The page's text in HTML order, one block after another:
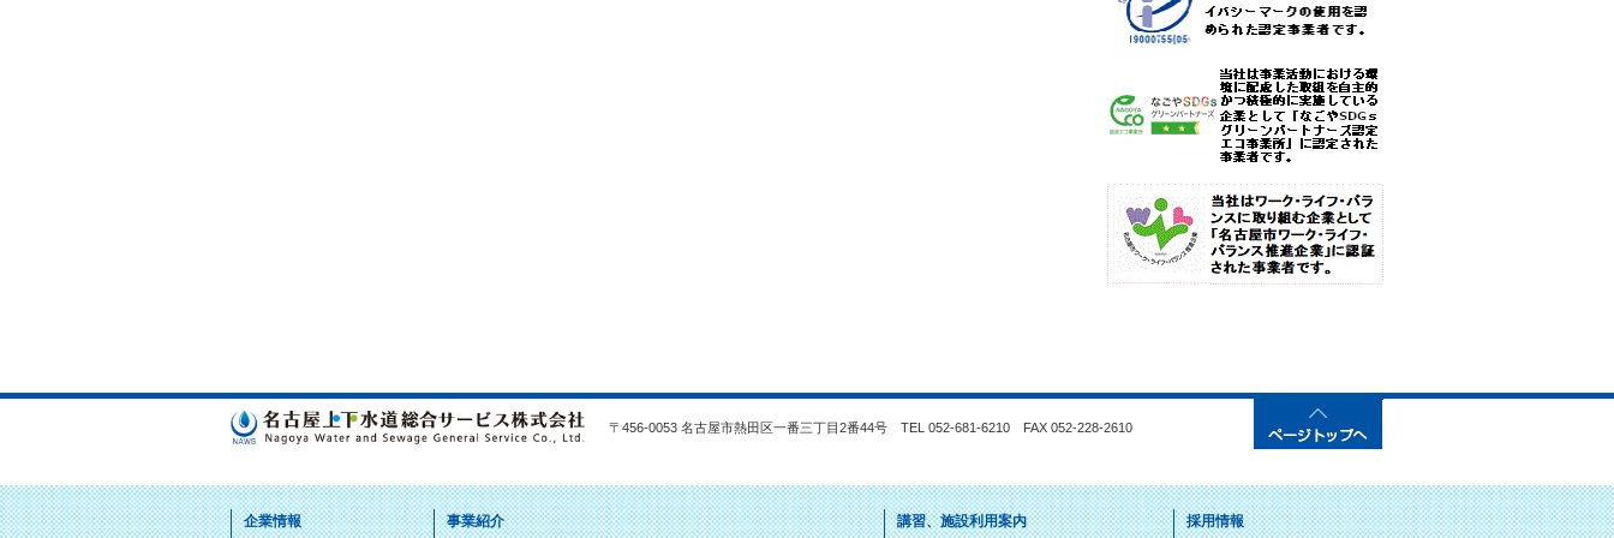
〒456-0053 名古屋市熱田区一番三丁目2番44号 TEL 052-681-6210 FAX 052-228-2610
企業情報 事業紹介 講習、施設利用案内 採用情報